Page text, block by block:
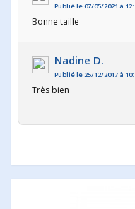
Publié le 07/05/2021 à
Bonne taille
Nadine D.
Publié le 25/12/2017 à
Très bien